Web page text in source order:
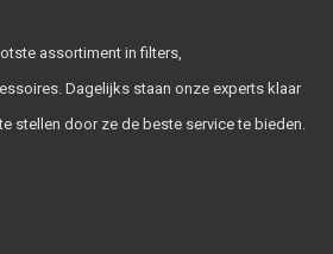
assortiment in filters,
Dagelijks staan onze experts klaar
stellen door ze de beste service te bieden.